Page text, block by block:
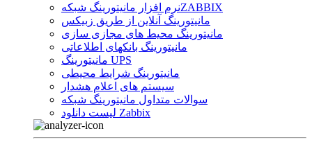
نرم افزار مانیتورینگ شبکهZABBIX
مانیتورینگ آنلاین از طریق زبیکس
مانیتورینگ محیط های مجازی سازی
مانیتورینگ بانکهای اطلاعاتی
مانیتورینگ UPS
مانیتورینگ شرایط محیطی
سیستم های اعلام هشدار
سوالات متداول مانیتورینگ شبکه
لیست دانلود Zabbix